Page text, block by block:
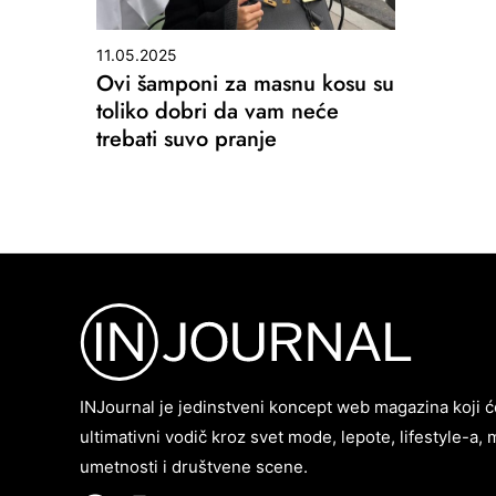
11.05.2025
Ovi šamponi za masnu kosu su
toliko dobri da vam neće
trebati suvo pranje
INJournal je jedinstveni koncept web magazina koji
ultimativni vodič kroz svet mode, lepote, lifestyle-a,
umetnosti i društvene scene.